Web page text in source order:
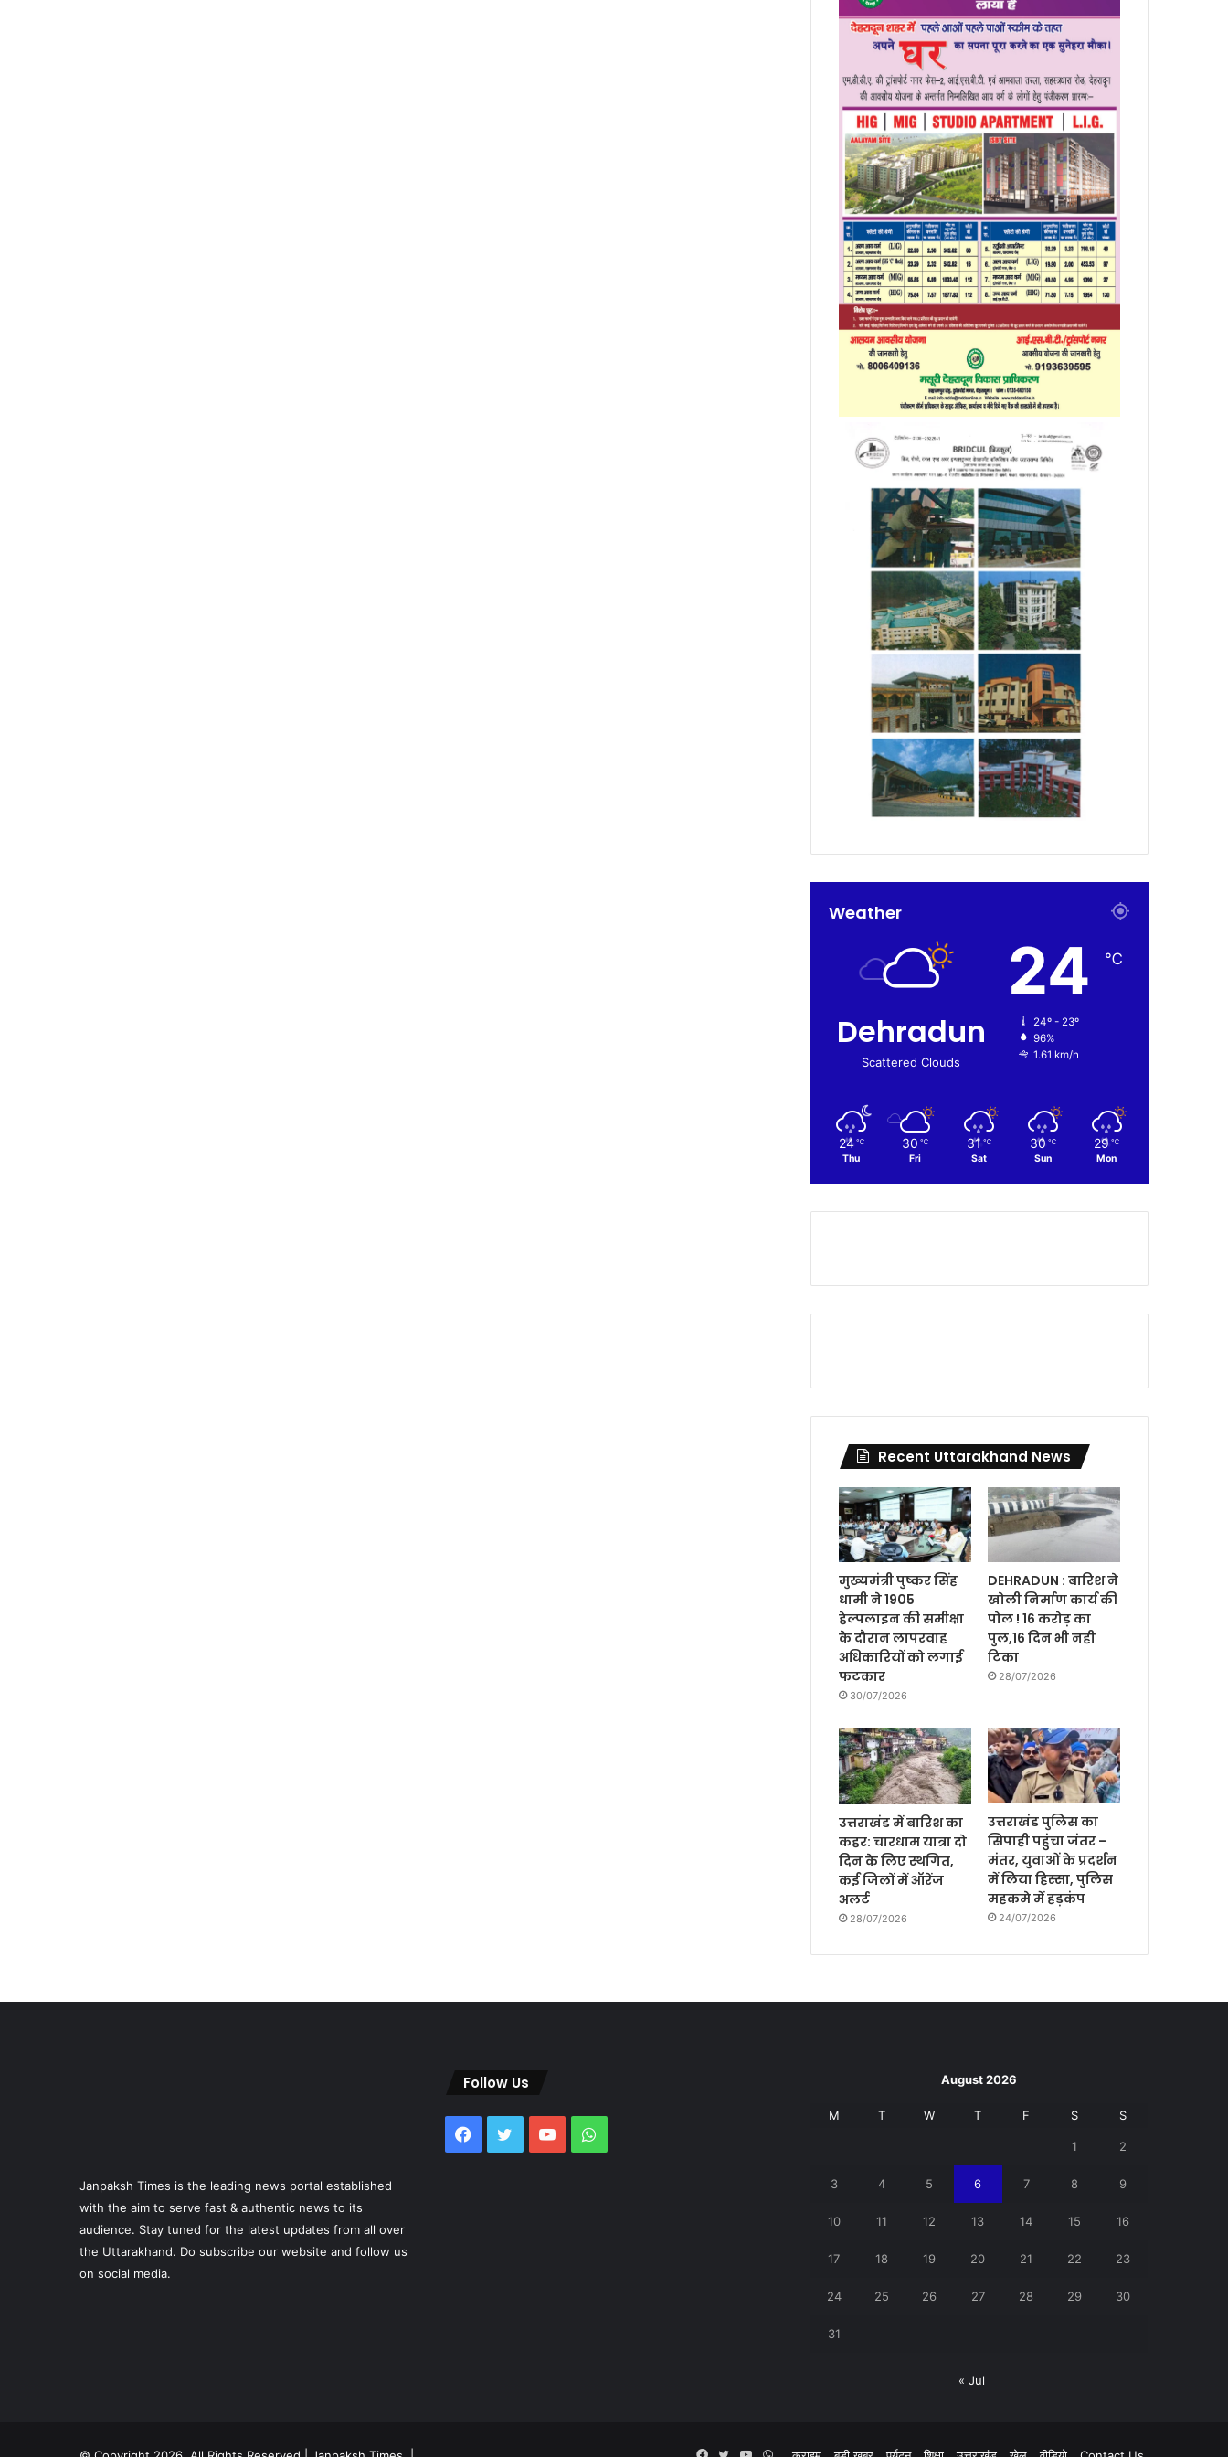
Weather
Dehradun
Scattered Clouds
24 ℃
24º - 23º
96%
1.61 km/h
24 ℃
Thu
30 ℃
Fri
31 ℃
Sat
30 ℃
Sun
29 ℃
Mon
Recent Uttarakhand News
मुख्यमंत्री पुष्कर सिंह
धामी ने 1905
हेल्पलाइन की समीक्षा
के दौरान लापरवाह
अधिकारियों को लगाई
फटकार
30/07/2026
DEHRADUN : बारिश ने
खोली निर्माण कार्य की
पोल ! 16 करोड़ का
पुल,16 दिन भी नही
टिका
28/07/2026
उत्तराखंड में बारिश का
कहर: चारधाम यात्रा दो
दिन के लिए स्थगित,
कई जिलों में ऑरेंज
अलर्ट
28/07/2026
उत्तराखंड पुलिस का
सिपाही पहुंचा जंतर –
मंतर, युवाओं के प्रदर्शन
में लिया हिस्सा, पुलिस
महकमे में हड़कंप
24/07/2026
Janpaksh Times is the leading news portal established
with the aim to serve fast & authentic news to its
audience. Stay tuned for the latest updates from all over
the Uttarakhand. Do subscribe our website and follow us
on social media.
Follow Us
Facebook
TwitterYouTube
August 2026
M T W T F S S
1 2
3 4 5 6 7 8 9
10 11 12 13 14 15 16
17 18 19 20 21 22 23
24 25 26 27 28 29 30
31
« Jul